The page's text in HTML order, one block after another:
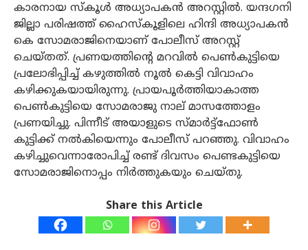
കാരനായ സ്‌കൂള്‍ അധ്യാപകന്‍ അറസ്റ്റില്‍. യന്ദഗനി
ജില്ലാ പരിഷത്ത് ഹൈസ്‌കൂളിലെ ഹിന്ദി അധ്യാപകന്‍
കെ സോമരാജിനെയാണ് പോലീസ് അറസ്റ്റ്
ചെയ്തത്. പ്രണയത്തിന്റെ മറവില്‍ പെണ്‍കുട്ടിയെ
പ്രലോഭിപ്പിച്ച് കഴുത്തില്‍ നൂല്‍ കെട്ടി വിവാഹം
കഴിക്കുകയായിരുന്നു. പ്രായപൂര്‍ത്തിയാകാത്ത
പെണ്‍കുട്ടിയെ സോമരാജു നാല് മാസത്തോളം
പ്രണയിച്ചു. പിന്നീട് അയാളുടെ സ്മാര്‍ട്ട്ഫോണ്‍
കുട്ടിക്ക് നല്‍കിയെന്നും പോലീസ് പറഞ്ഞു. വിവാഹം
കഴിച്ചുവെന്നാരോപിച്ച് രണ്ട് ദിവസം പെണ്ടകുട്ടിയെ
സോമരാജിനൊപ്പം നിര്‍ത്തുകയും ചെയ്തു.
Share this Article